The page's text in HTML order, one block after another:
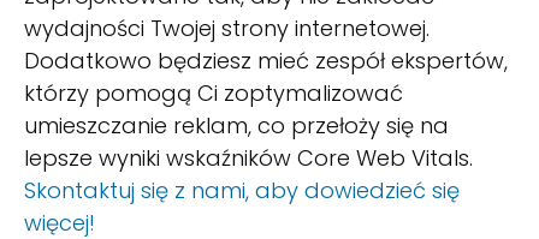
wydajności Twojej strony internetowej.
Dodatkowo będziesz mieć zespół ekspertów,
którzy pomogą Ci zoptymalizować
umieszczanie reklam, co przełoży się na
lepsze wyniki wskaźników Core Web Vitals.
Skontaktuj się z nami, aby dowiedzieć się
więcej!